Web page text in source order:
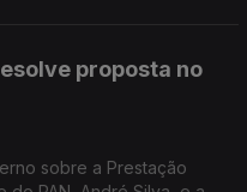
proposta no
sobre a Prestação